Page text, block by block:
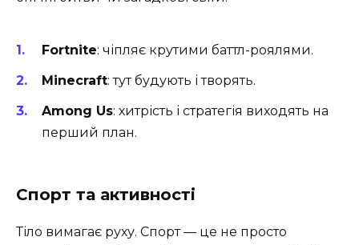
Fortnite: чіпляє крутими баттл-роялями.
Minecraft: тут будують і творять.
Among Us: хитрість і стратегія виходять на
перший план.
Спорт та активності
Тіло вимагає руху. Спорт — це не просто